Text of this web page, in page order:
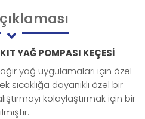
YAĞ POMPASI KEÇESİ
yağ uygulamaları için özel
sıcaklığa dayanıklı özel bir
kolaylaştırmak için bir